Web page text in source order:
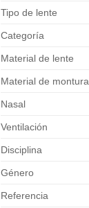
Tipo de lente
Categoría
Material de lente
Material de montura
Nasal
Ventilación
Disciplina
Género
Referencia